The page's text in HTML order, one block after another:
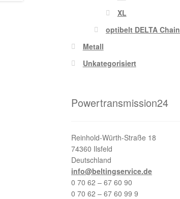
XL
optibelt DELTA Chain
Metall
Unkategorisiert
Powertransmission24
Reinhold-Würth-Straße 18
74360 Ilsfeld
Deutschland
info@beltingservice.de
0 70 62 – 67 60 90
0 70 62 – 67 60 99 9